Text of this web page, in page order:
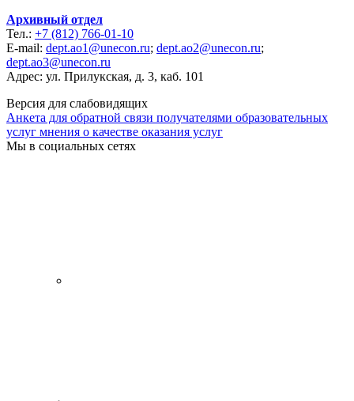
Архивный отдел
Тел.: +7 (812) 766-01-10
E-mail: dept.ao1@unecon.ru; dept.ao2@unecon.ru;
dept.ao3@unecon.ru
Адрес: ул. Прилукская, д. 3, каб. 101
Версия для слабовидящих
Анкета для обратной связи получателями образовательных
услуг мнения о качестве оказания услуг
Мы в социальных сетях